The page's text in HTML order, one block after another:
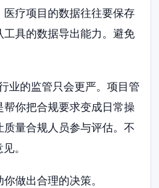
医疗项目的数据往往要保存
工具的数据导出能力。避免
业的监管只会更严。项目管
帮你把合规要求变成日常操
量合规人员参与评估。不
。
做出合理的决策。